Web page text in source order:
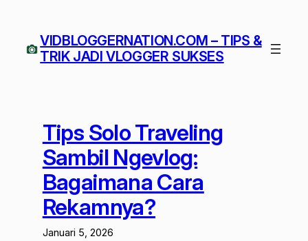
konten VIDBLOGGERNATION.COM – TIPS &
TRIK JADI VLOGGER SUKSES
Tips Solo Traveling
Sambil Ngevlog:
Bagaimana Cara
Rekamnya?
Januari 5, 2026